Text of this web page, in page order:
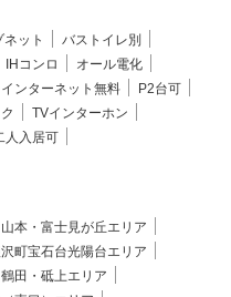
ネット
バストイレ別
IHコンロ
オール電化
インターネット無料
P2台可
TVインターホン
人入居可
山本・富士見が丘エリア
町宝石台光陽台エリア
鶴田・砥上エリア